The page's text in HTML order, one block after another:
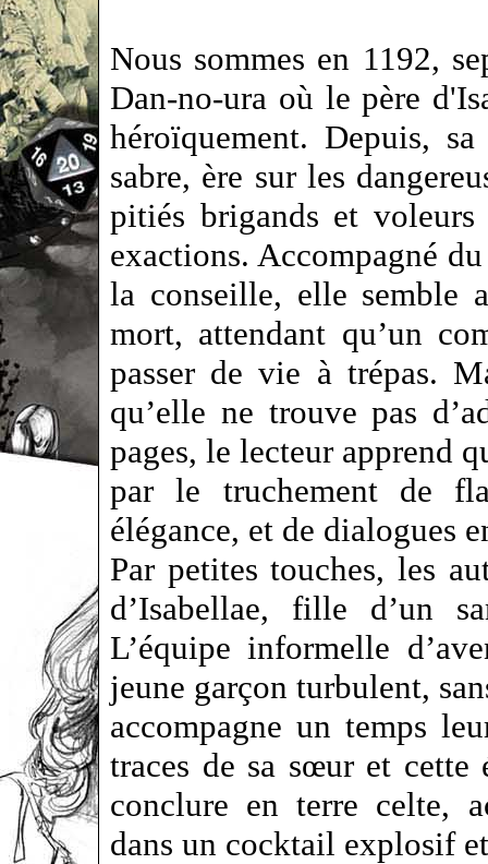
Nous sommes en 1192,
Dan-no-ura où le père
héroïquement. Depuis,
sabre, ère sur les
pitiés brigands et
exactions. Accompagné
la conseille, elle semble
mort, attendant qu’un
passer de vie à trépas.
qu’elle ne trouve pas
pages, le lecteur apprend
par le truchement de
élégance, et de dialogues
Par petites touches, les
d’Isabellae, fille d’un
L’équipe informelle
jeune garçon turbulent,
accompagne un temps
traces de sa sœur et cette
conclure en terre celte,
dans un cocktail explosif